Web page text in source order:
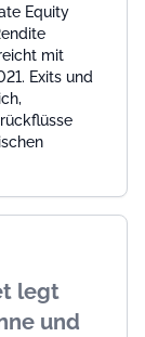
Equity
mit
Exits und
legt
und